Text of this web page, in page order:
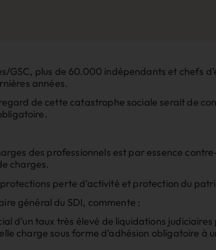
GSC, plus de 60.000 indépendants et chefs
années.
de cette catastrophe sociale serait de
des professionnels est par essence
charges.
protections perte d’activité et protection du
général du SDI, commente :
d’un taux très élevé de liquidations
charge sous forme d’adhésion obligatoire